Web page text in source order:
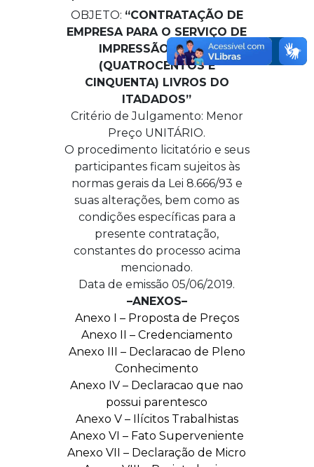
OBJETO: “CONTRATAÇÃO DE
EMPRESA PARA O SERVIÇO DE
IMPRESSÃO DE 450
(QUATROCENTOS E
CINQUENTA) LIVROS DO
ITADADOS”
Critério de Julgamento: Menor
Preço UNITÁRIO.
O procedimento licitatório e seus
participantes ficam sujeitos às
normas gerais da Lei 8.666/93 e
suas alterações, bem como as
condições específicas para a
presente contratação,
constantes do processo acima
mencionado.
Data de emissão 05/06/2019.
–ANEXOS–
Anexo I – Proposta de Preços
Anexo II – Credenciamento
Anexo III – Declaracao de Pleno
Conhecimento
Anexo IV – Declaracao que nao
possui parentesco
Anexo V – Ilícitos Trabalhistas
Anexo VI – Fato Superveniente
Anexo VII – Declaração de Micro